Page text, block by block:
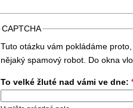
CAPTCHA
Tuto otázku vám pokládáme
nějaký spamový robot. Do okna
To velké žluté nad vámi ve dne: